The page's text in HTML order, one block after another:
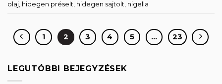
olaj, hidegen préselt, hidegen sajtolt, nigella
1 2 3 4 5 … 23
LEGUTÓBBI BEJEGYZÉSEK